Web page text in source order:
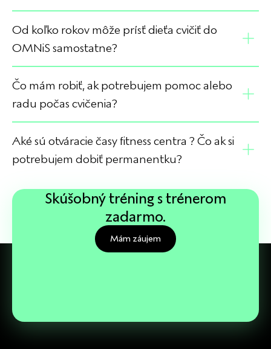
Od koľko rokov môže prísť dieťa cvičiť do
OMNiS samostatne?
Čo mám robiť, ak potrebujem pomoc alebo
radu počas cvičenia?
Aké sú otváracie časy fitness centra ? Čo ak si
potrebujem dobiť permanentku?
Skúšobný tréning s trénerom
zadarmo.
Mám záujem